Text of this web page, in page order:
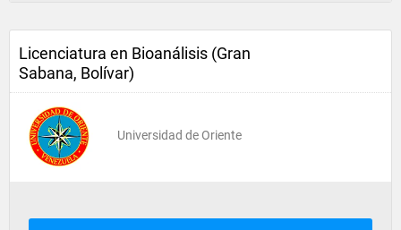
Licenciatura en Bioanálisis (Gran
Sabana, Bolívar)
Universidad de Oriente